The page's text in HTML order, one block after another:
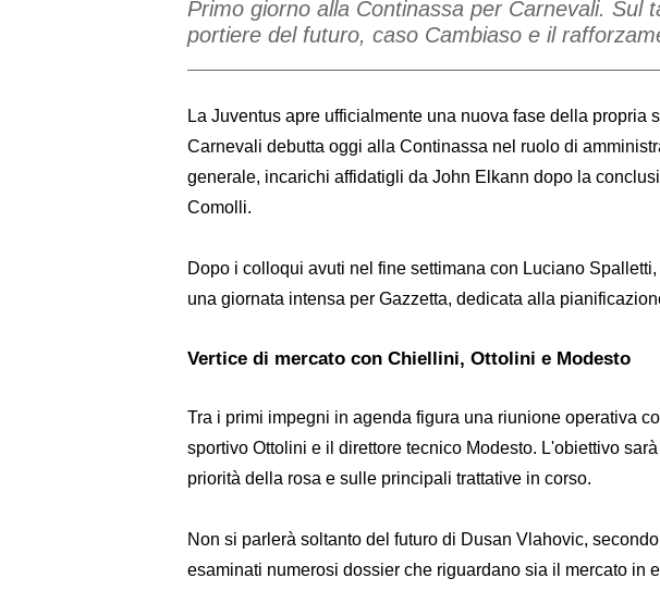
Primo giorno alla Continassa per Carnevali. Sul
portiere del futuro, caso Cambiaso e il
La Juventus apre ufficialmente una nuova fase della propria
Carnevali debutta oggi alla Continassa nel ruolo di
generale, incarichi affidatigli da John Elkann dopo la
Comolli.
Dopo i colloqui avuti nel fine settimana con Luciano
una giornata intensa per Gazzetta, dedicata alla
Vertice di mercato con Chiellini, Ottolini e Modesto
Tra i primi impegni in agenda figura una riunione operativa
sportivo Ottolini e il direttore tecnico Modesto. L'obiettivo
priorità della rosa e sulle principali trattative in corso.
Non si parlerà soltanto del futuro di Dusan Vlahovic,
esaminati numerosi dossier che riguardano sia il mercato in